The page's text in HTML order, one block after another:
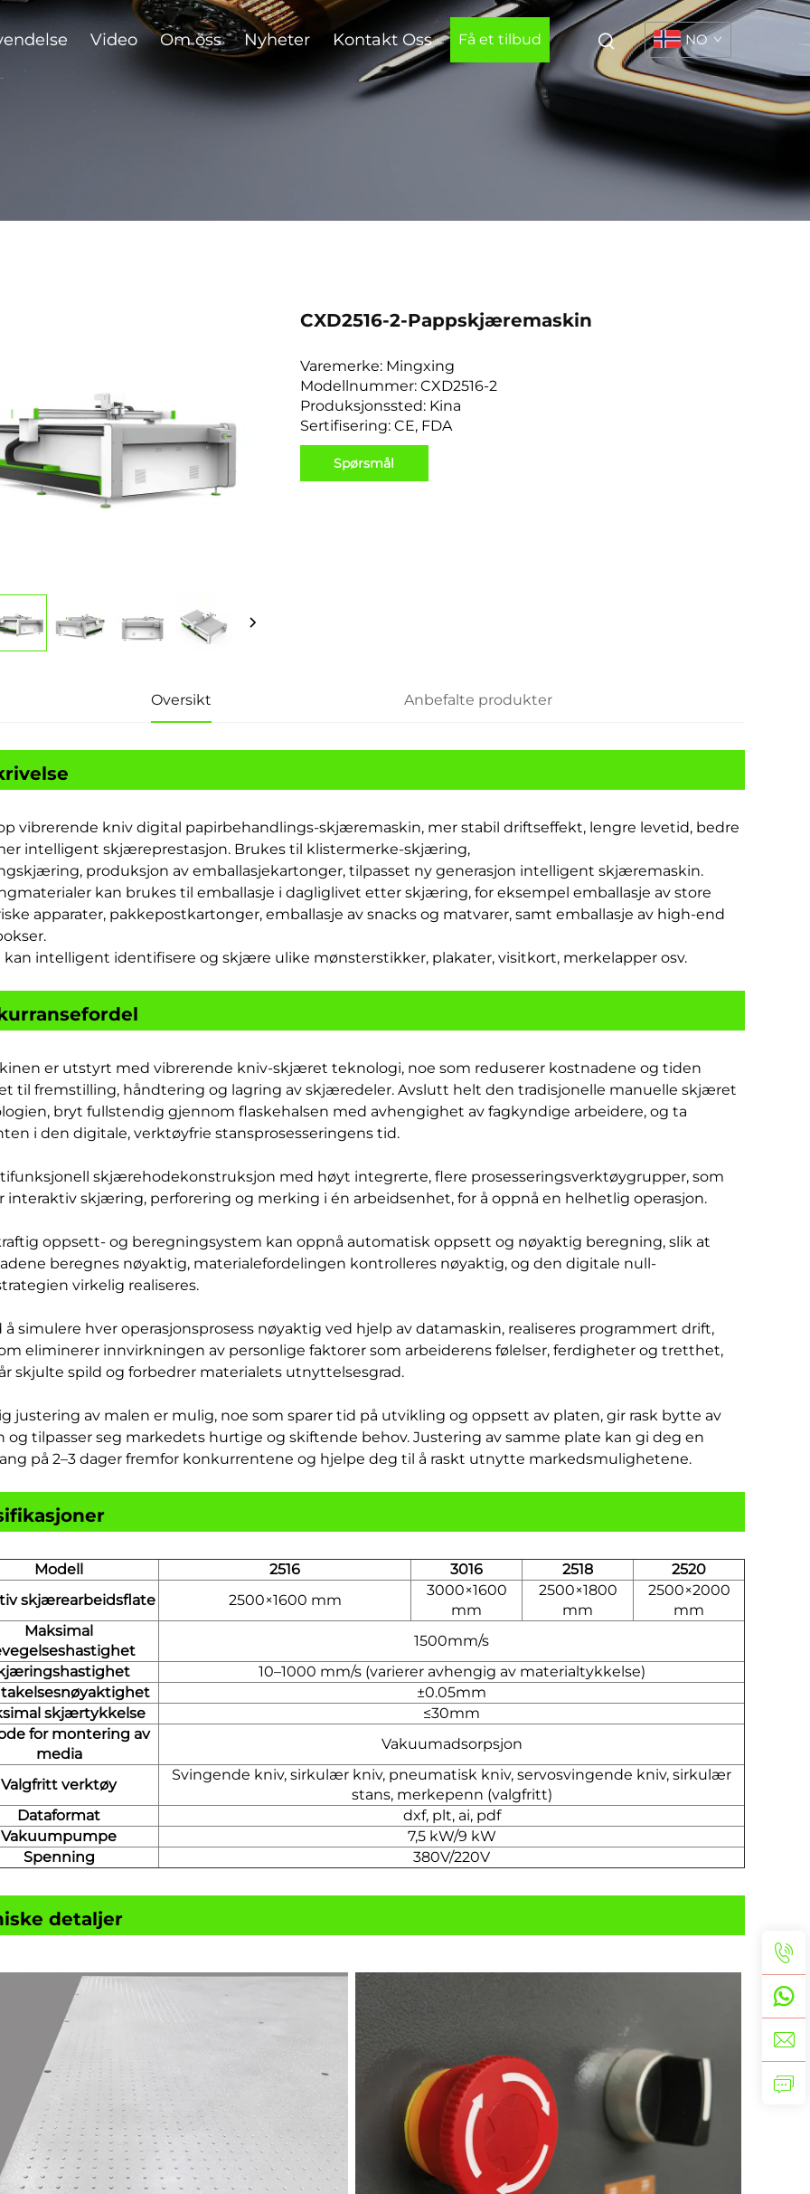
Video Om oss Nyheter Kontakt Oss Få et tilbud NO
CXD2516-2-Pappskjæremaskin
Varemerke: Mingxing
Modellnummer: CXD2516-2
Produksjonssted: Kina
Sertifisering: CE, FDA
Spørsmål
Oversikt Anbefalte produkter
vibrerende kniv digital papirbehandlings-skjæremaskin, mer stabil driftseffekt, lengre levetid, bedre
intelligent skjæreprestasjon. Brukes til klistermerke-skjæring,
produksjon av emballasjekartonger, tilpasset ny generasjon intelligent skjæremaskin.
kan brukes til emballasje i dagliglivet etter skjæring, for eksempel emballasje av store
apparater, pakkepostkartonger, emballasje av snacks og matvarer, samt emballasje av high-end
kan intelligent identifisere og skjære ulike mønsterstikker, plakater, visitkort, merkelapper osv.
er utstyrt med vibrerende kniv-skjæret teknologi, noe som reduserer kostnadene og tiden
til fremstilling, håndtering og lagring av skjæredeler. Avslutt helt den tradisjonelle manuelle skjæret
bryt fullstendig gjennom flaskehalsen med avhengighet av fagkyndige arbeidere, og ta
i den digitale, verktøyfrie stansprosesseringens tid.
skjærehodekonstruksjon med høyt integrerte, flere prosesseringsverktøygrupper, som
interaktiv skjæring, perforering og merking i én arbeidsenhet, for å oppnå en helhetlig operasjon.
oppsett- og beregningsystem kan oppnå automatisk oppsett og nøyaktig beregning, slik at
beregnes nøyaktig, materialefordelingen kontrolleres nøyaktig, og den digitale null-
virkelig realiseres.
å simulere hver operasjonsprosess nøyaktig ved hjelp av datamaskin, realiseres programmert drift,
eliminerer innvirkningen av personlige faktorer som arbeiderens følelser, ferdigheter og tretthet,
skjulte spild og forbedrer materialets utnyttelsesgrad.
justering av malen er mulig, noe som sparer tid på utvikling og oppsett av platen, gir rask bytte av
og tilpasser seg markedets hurtige og skiftende behov. Justering av samme plate kan gi deg en
på 2–3 dager fremfor konkurrentene og hjelpe deg til å raskt utnytte markedsmulighetene.
Modell 2516 3016 2518
2520
skjærearbeidsflate
2500×1600 mm
3000×1600
mm
2500×1800
mm
2500×2000
mm
Maksimal
1500mm/s
10–1000 mm/s (varierer avhengig av materialtykkelse)
±0.05mm
skjærtykkelse
≤30mm
for montering av
media
Vakuumadsorpsjon
Valgfritt verktøy
Svingende kniv, sirkulær kniv, pneumatisk kniv, servosvingende kniv, sirkulær
stans, merkepenn (valgfritt)
Dataformat
dxf, plt, ai, pdf
Vakuumpumpe
7,5 kW/9 kW
Spenning
380V/220V
detaljer